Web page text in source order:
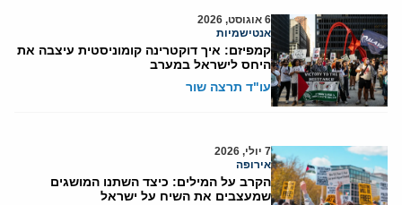
6 אוגוסט, 2026
אנטישמיות
קמפיזם: איך דוקטרינה קומוניסטית עיצבה את
היחס לישראל במערב
עו"ד תרצה שור
7 יולי, 2026
אירופה
הקרב על המילים: כיצד השתנו המושגים
שמעצבים את השיח על ישראל